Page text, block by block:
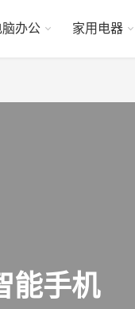
脑办公 家用电器
能手机